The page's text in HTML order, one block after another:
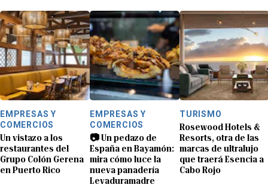
EMPRESAS Y
COMERCIOS
Un vistazo a los
restaurantes del
Grupo Colón Gerena
en Puerto Rico
EMPRESAS Y
COMERCIOS
📷 Un pedazo de
España en Bayamón:
mira cómo luce la
nueva panadería
Levaduramadre
TURISMO
Rosewood Hotels &
Resorts, otra de las
marcas de ultralujo
que traerá Esencia a
Cabo Rojo